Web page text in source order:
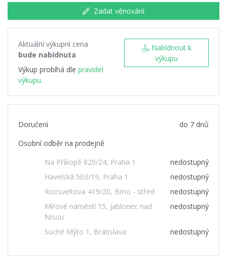
Zadat věnování
Aktuální výkupní cena
bude nabídnuta
Výkup probíhá dle pravidel
výkupu.
výkupu
Doručení
do 7 dnů
Osobní odběr na prodejně
Na Příkopě 820/24, Praha 1
nedostupný
Havelská 503/19, Praha 1
nedostupný
Roosveltova 419/20, Brno - střed
nedostupný
Mírové náměstí 15, Jablonec nad
Nisou
nedostupný
Suché Mýto 1, Bratislava nedostupný